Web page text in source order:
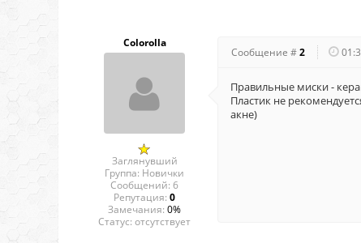
Colorolla
Заглянувший
Группа: Новички
Сообщений: 6
Репутация: 0
Замечания: 0%
Статус: отсутствует
Сообщение #2
Правильные миски -
Пластик не
акне)